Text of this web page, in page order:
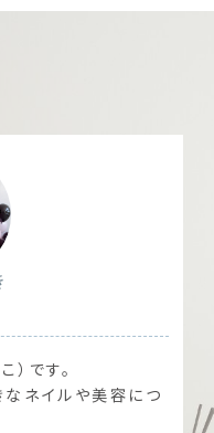
です。
ネイルや美容につ